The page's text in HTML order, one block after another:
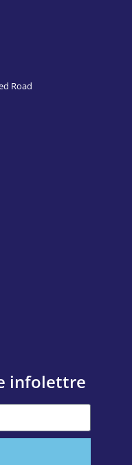
Road
infolettre